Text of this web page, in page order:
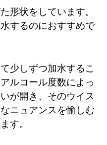
形状をしています。
するのにおすすめで
少しずつ加水するこ
ルコール度数によっ
が開き、そのウイス
ニュアンスを愉しむ
す。